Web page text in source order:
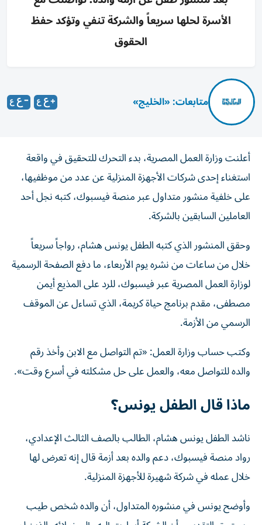
الأسرة لحلها سريعاً والشركة تنفي وتؤكد حفظ
الحقوق
متابعات: «الخليج»
أعلنت وزارة العمل المصرية، بدء التحرك للتحقيق في واقعة
استغناء إحدى شركات الأجهزة المنزلية عن عدد من موظفيها،
على خلفية منشور متداول عبر منصة فيسبوك، كتبه نجل أحد
العاملين السابقين بالشركة.
وحقق المنشور الذي كتبه الطفل يونس هشام، رواجاً سريعاً
خلال من ساعات من نشره يوم الأربعاء، ما دفع الصفحة الرسمية
لوزارة العمل المصرية عبر فيسبوك، للرد على المذيع أيمن
مصطفى، مقدم برنامج حياة كريمة، الذي تساءل عن الموقف
الرسمي من الأزمة.
وكتب حساب وزارة العمل: «تم التواصل مع الابن وأخذ رقم
والده للتواصل معه، والعمل على حل مشكلته في أسرع وقت».
ماذا قال الطفل يونس؟
ناشد الطفل يونس هشام، الطالب بالصف الثالث الإعدادي،
رواد منصة فيسبوك، دعم والده بعد أزمة قال إنه تعرض لها
خلال عمله في شركة شهيرة للأجهزة المنزلية.
وأوضح يونس في منشوره المتداول، أن والده شخص طيب